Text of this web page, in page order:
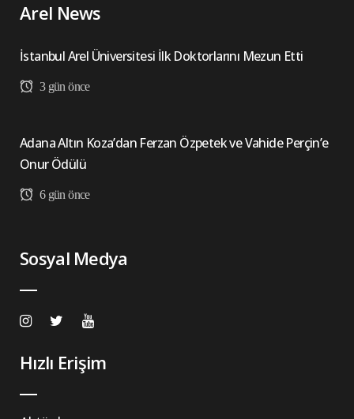
Arel News
İstanbul Arel Üniversitesi İlk Doktorlarını Mezun Etti
3 gün önce
Adana Altın Koza’dan Ferzan Özpetek ve Vahide Perçin’e
Onur Ödülü
6 gün önce
Sosyal Medya
Hızlı Erişim